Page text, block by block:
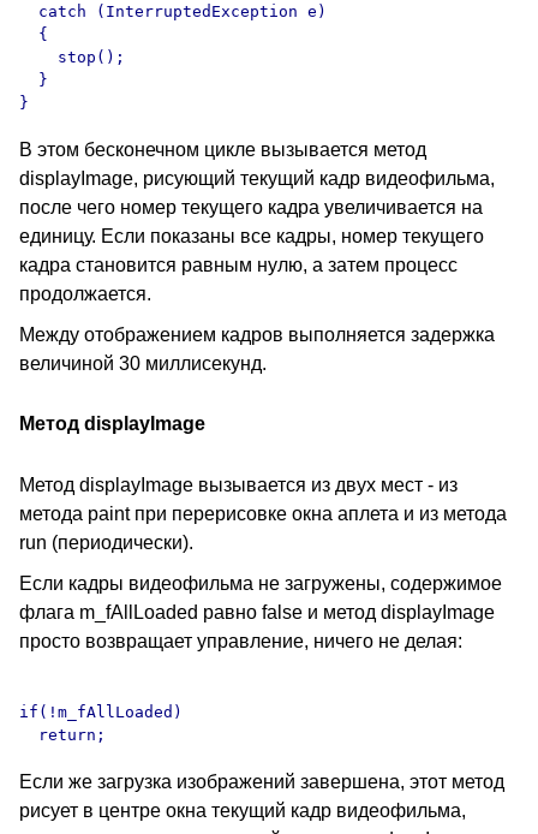
  catch (InterruptedException e)
  {
    stop();
  }
В этом бесконечном цикле вызывается метод
displayImage, рисующий текущий кадр видеофильма,
после чего номер текущего кадра увеличивается на
единицу. Если показаны все кадры, номер текущего
кадра становится равным нулю, а затем процесс
продолжается.
Между отображением кадров выполняется задержка
величиной 30 миллисекунд.
Метод displayImage
Метод displayImage вызывается из двух мест - из
метода paint при перерисовке окна аплета и из метода
run (периодически).
Если кадры видеофильма не загружены, содержимое
флага m_fAllLoaded равно false и метод displayImage
просто возвращает управление, ничего не делая:
if(!m_fAllLoaded)
Если же загрузка изображений завершена, этот метод
рисует в центре окна текущий кадр видеофильма,